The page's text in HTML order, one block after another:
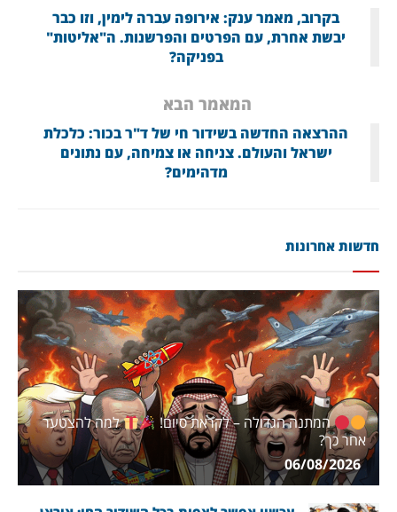
בקרוב, מאמר ענק: אירופה עברה לימין, וזו כבר
יבשת אחרת, עם הפרטים והפרשנות. ה"אליטות"
בפניקה?
המאמר הבא
ההרצאה החדשה בשידור חי של ד"ר בכור: כלכלת
ישראל והעולם. צניחה או צמיחה, עם נתונים
מדהימים?
חדשות אחרונות
המתנה הגדולה – לקראת סיום!
למה להצטער
אחר כך?
06/08/2026